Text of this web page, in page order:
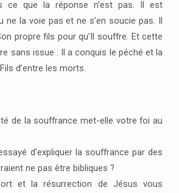
ce que la réponse n’est pas. Il est
ne la voie pas et ne s’en soucie pas. Il
propre fils pour qu’Il souffre. Et cette
sans issue : Il a conquis le péché et la
d’entre les morts.
de la souffrance met-elle votre foi au
d’expliquer la souffrance par des
ne pas être bibliques ?
et la résurrection de Jésus vous